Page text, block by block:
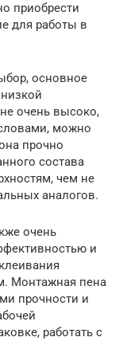
приобрести
для работы в
основное
очень высоко,
можно
прочно
состава
чем не
аналогов.
очень
и
Монтажная пена
прочности и
работать с